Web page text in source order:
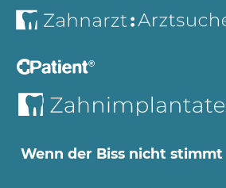
Wenn der Biss nicht stimmt